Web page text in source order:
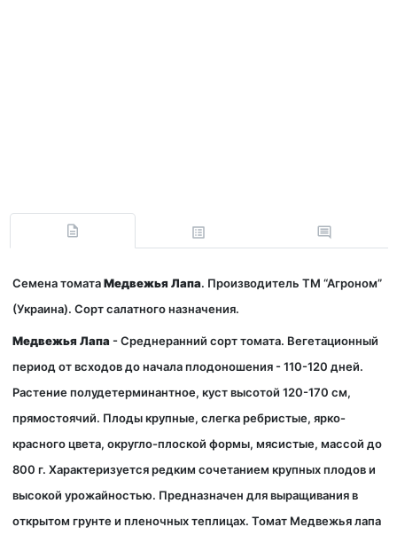
Семена томатаМедвежья Лапа. Производитель ТМ “Агроном”
(Украина). Сорт салатного назначения.
Медвежья Лапа- Среднеранний сорт томата. Вегетационный
период от всходов до начала плодоношения - 110-120 дней.
Растение полудетерминантное, куст высотой 120-170 см,
прямостоячий. Плоды крупные, слегка ребристые, ярко-
красного цвета, округло-плоской формы, мясистые, массой до
800 г. Характеризуется редким сочетанием крупных плодов и
высокой урожайностью. Предназначен для выращивания в
открытом грунте и пленочных теплицах. Томат Медвежья лапа